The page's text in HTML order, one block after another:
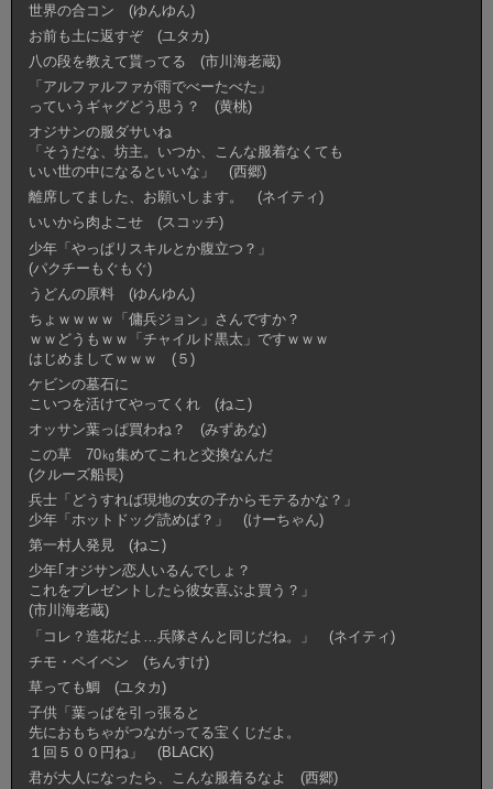
世界の合コン (ゆんゆん)
お前も土に返すぞ (ユタカ)
八の段を教えて貰ってる (市川海老蔵)
「アルファルファが雨でべーたべた」
っていうギャグどう思う？ (黄桃)
オジサンの服ダサいね
「そうだな、坊主。いつか、こんな服着なくても
いい世の中になるといいな」 (西郷)
離席してました、お願いします。 (ネイティ)
いいから肉よこせ (スコッチ)
少年「やっぱリスキルとか腹立つ？」
(パクチーもぐもぐ)
うどんの原料 (ゆんゆん)
ちょｗｗｗｗ「傭兵ジョン」さんですか？
ｗｗどうもｗｗ「チャイルド黒太」ですｗｗｗ
はじめましてｗｗｗ (５)
ケビンの墓石に
こいつを活けてやってくれ (ねこ)
オッサン葉っぱ買わね？ (みずあな)
この草 70㎏集めてこれと交換なんだ
(クルーズ船長)
兵士「どうすれば現地の女の子からモテるかな？」
少年「ホットドッグ読めば？」 (けーちゃん)
第一村人発見 (ねこ)
少年｢オジサン恋人いるんでしょ？
これをプレゼントしたら彼女喜ぶよ買う？」
(市川海老蔵)
「コレ？造花だよ…兵隊さんと同じだね。」 (ネイティ)
チモ・ペイペン (ちんすけ)
草っても鯛 (ユタカ)
子供「葉っぱを引っ張ると
先におもちゃがつながってる宝くじだよ。
１回５００円ね」 (BLACK)
君が大人になったら、こんな服着るなよ (西郷)